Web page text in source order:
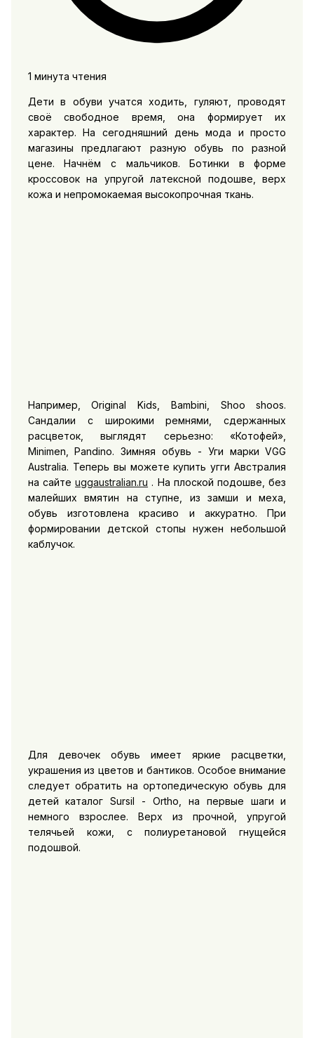
1 минута чтения
Дети в обуви учатся ходить, гуляют, проводят
своё свободное время, она формирует их
характер. На сегодняшний день мода и просто
магазины предлагают разную обувь по разной
цене. Начнём с мальчиков. Ботинки в форме
кроссовок на упругой латексной подошве, верх
кожа и непромокаемая высокопрочная ткань.
Например, Original Kids, Bambini, Shoo shoos.
Сандалии с широкими ремнями, сдержанных
расцветок, выглядят серьезно: «Котофей»,
Minimen, Pandino. Зимняя обувь - Уги марки VGG
Australia. Теперь вы можете купить угги Австралия
на сайтеuggaustralian.ru . На плоской подошве, без
малейших вмятин на ступне, из замши и меха,
обувь изготовлена красиво и аккуратно. При
формировании детской стопы нужен небольшой
каблучок.
Для девочек обувь имеет яркие расцветки,
украшения из цветов и бантиков. Особое внимание
следует обратить на ортопедическую обувь для
детей каталог Sursil - Ortho, на первые шаги и
немного взрослее. Верх из прочной, упругой
телячьей кожи, с полиуретановой гнущейся
подошвой.